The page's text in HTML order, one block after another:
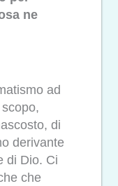
ne
ad
di
derivante
di Dio. Ci
che